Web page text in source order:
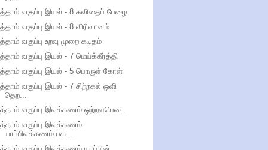
வகுப்பு இயல் - 8 கவிதைப் பேழை
வகுப்பு இயல் - 8 விரிவானம்
வகுப்பு உறவு முறை கடிதம்
வகுப்பு இயல் - 7 மெய்க்கீர்த்தி
வகுப்பு இயல் - 5 பொருள் கோள்
வகுப்பு இயல் - 7 சிற்றகல் ஒளி
தெற...
வகுப்பு இலக்கணம் ஒற்றளபெடை
வகுப்பு இலக்கணம்
யாப்பிலக்கணம் பக...